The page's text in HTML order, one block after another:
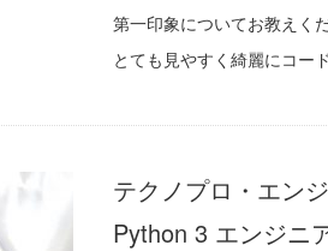
第一印象についてお教えく
とても見やすく綺麗にコー
テクノプロ・エン
Python 3 エンジニ